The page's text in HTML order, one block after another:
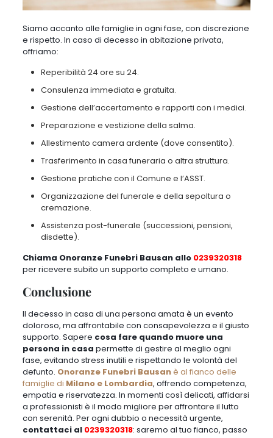
Siamo accanto alle famiglie in ogni fase, con discrezione
e rispetto. In caso di decesso in abitazione privata,
offriamo:
Reperibilità 24 ore su 24.
Consulenza immediata e gratuita.
Gestione dell’accertamento e rapporti con i medici.
Preparazione e vestizione della salma.
Allestimento camera ardente (dove consentito).
Trasferimento in casa funeraria o altra struttura.
Gestione pratiche con il Comune e l’ASST.
Organizzazione del funerale e della sepoltura o
cremazione.
Assistenza post-funerale (successioni, pensioni,
disdette).
Chiama Onoranze Funebri Bausan allo 0239320318
per ricevere subito un supporto completo e umano.
Conclusione
Il decesso in casa di una persona amata è un evento
doloroso, ma affrontabile con consapevolezza e il giusto
supporto. Sapere cosa fare quando muore una
persona in casa permette di gestire al meglio ogni
fase, evitando stress inutili e rispettando le volontà del
defunto. Onoranze Funebri Bausanè al fianco delle
famiglie di Milano e Lombardia, offrendo competenza,
empatia e riservatezza. In momenti così delicati, affidarsi
a professionisti è il modo migliore per affrontare il lutto
con serenità. Per ogni dubbio o necessità urgente,
contattaci al 0239320318: saremo al tuo fianco, passo